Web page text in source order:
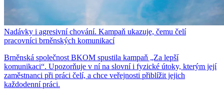
Nadávky i agresivní chování. Kampaň ukazuje, čemu čelí
pracovníci brněnských komunikací
Brněnská společnost BKOM spustila kampaň „Za lepší
komunikaci“. Upozorňuje v ní na slovní i fyzické útoky, kterým její
zaměstnanci při práci čelí, a chce veřejnosti přiblížit jejich
každodenní práci.